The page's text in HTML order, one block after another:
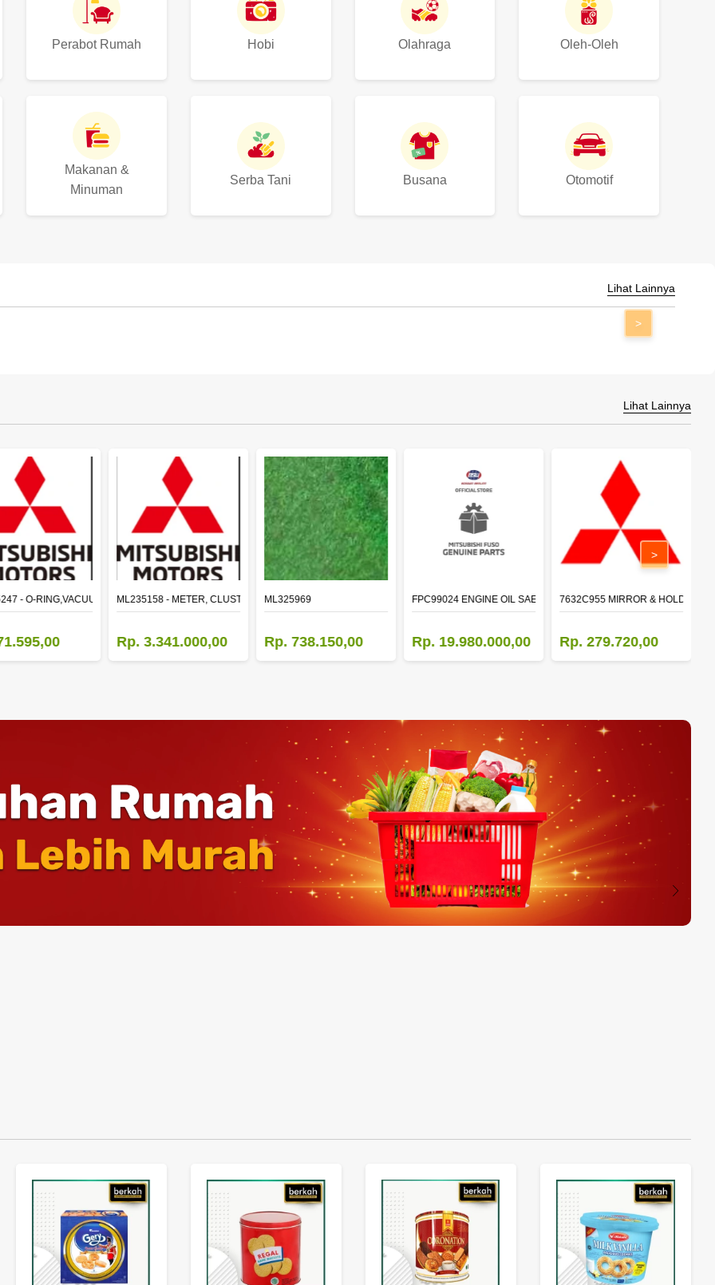
Perabot Rumah Hobi Olahraga Oleh-Oleh
Makanan &
Minuman
Serba Tani Busana Otomotif
Lihat Lainnya
>
Lihat Lainnya
- O-RING,VACUUM PUMPML235158 - METER, CLUSTER CANTER
Rp. 3.341.000,00
ML325969
Rp. 738.150,00
FPC99024 ENGINE OIL SAE 15W-40 API CI-4 (200L)
Rp. 19.980.000,00
7632C955 MIRROR &
Rp. 279.720,00
>